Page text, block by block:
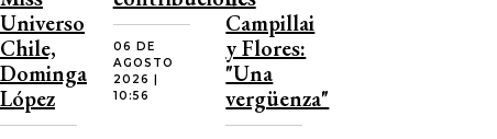
Universo
Chile,
Dominga
López
06 DE
AGOSTO
2026 |
10:56
Campillai
y Flores:
"Una
vergüenza"